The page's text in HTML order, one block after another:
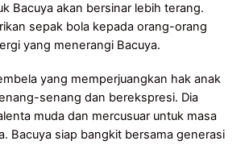
Bacuya akan bersinar lebih terang.
sepak bola kepada orang-orang
yang menerangi Bacuya.
yang memperjuangkan hak anak
senang dan berekspresi. Dia
muda dan mercusuar untuk masa
Bacuya siap bangkit bersama generasi